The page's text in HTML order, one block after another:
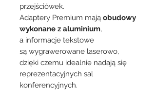
przejściówek.
Adaptery Premium mają obudowy
wykonane z aluminium,
a informacje tekstowe
są wygrawerowane laserowo,
dzięki czemu idealnie nadają się
reprezentacyjnych sal
konferencyjnych.